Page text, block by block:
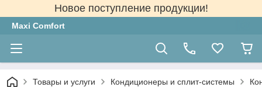
Новое поступление продукции!
Maxi Comfort
Товары и услуги Кондиционеры и сплит-системы